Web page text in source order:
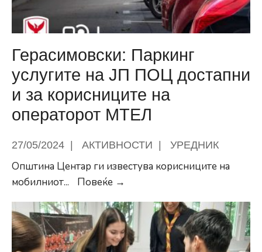
Герасимовски: Паркинг
услугите на ЈП ПОЦ достапни
и за корисниците на
операторот МТЕЛ
27/05/2024 | АКТИВНОСТИ | УРЕДНИК
Општина Центар ги известува корисниците на
мобилниот... Повеќе →
услугите
на
ЈП